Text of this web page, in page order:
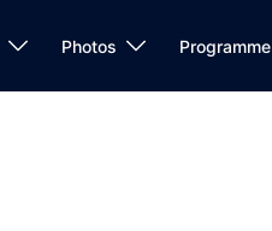
Photos Programme